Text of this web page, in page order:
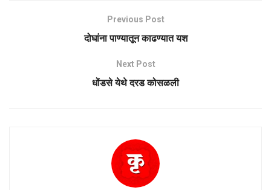
Previous Post
दोघांना पाण्यातून काढण्यात यश
Next Post
धोंडसे येथे दरड कोसळली